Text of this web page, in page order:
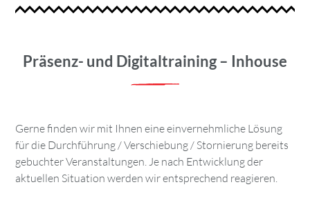
Präsenz- und Digitaltraining – Inhouse
Gerne finden wir mit Ihnen eine einvernehmliche Lösung
für die Durchführung / Verschiebung / Stornierung bereits
gebuchter Veranstaltungen. Je nach Entwicklung der
aktuellen Situation werden wir entsprechend reagieren.